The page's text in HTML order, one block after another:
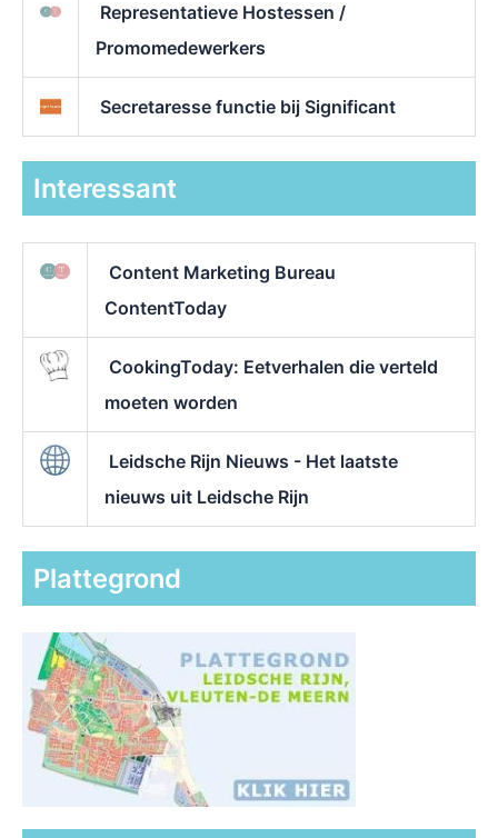
Representatieve Hostessen /
Promomedewerkers
Secretaresse functie bij Significant
Interessant
Content Marketing Bureau
ContentToday
CookingToday: Eetverhalen die verteld
moeten worden
Leidsche Rijn Nieuws - Het laatste
nieuws uit Leidsche Rijn
Plattegrond